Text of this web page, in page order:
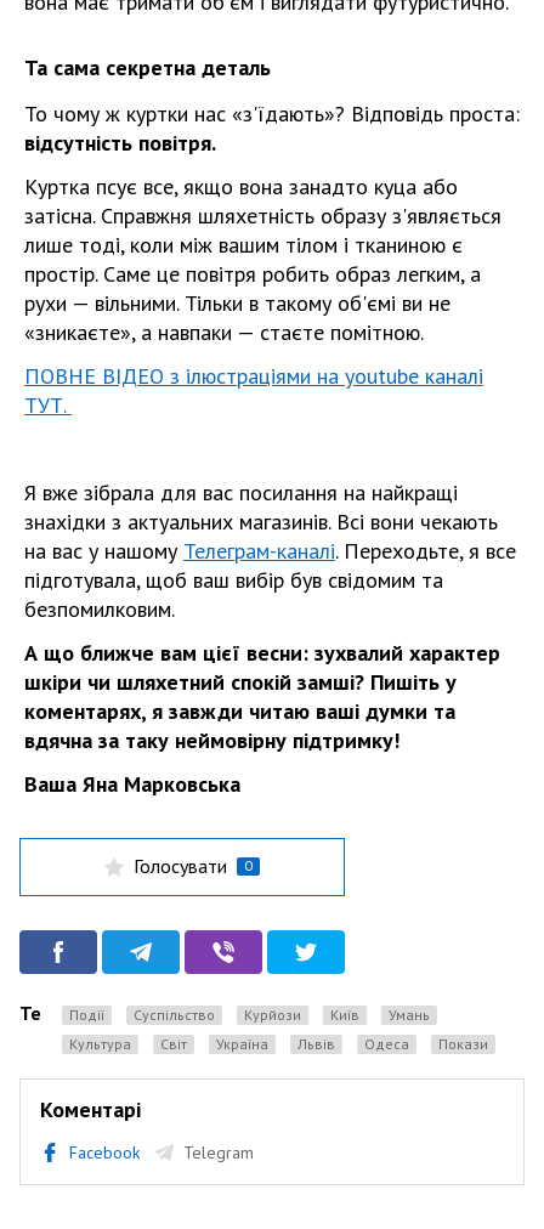
Та сама секретна деталь
То чому ж куртки нас «з'їдають»? Відповідь проста:
відсутність повітря.
Куртка псує все, якщо вона занадто куца або
затісна. Справжня шляхетність образу з'являється
лише тоді, коли між вашим тілом і тканиною є
простір. Саме це повітря робить образ легким, а
рухи — вільними. Тільки в такому об'ємі ви не
«зникаєте», а навпаки — стаєте помітною.
ПОВНЕ ВІДЕО з ілюстраціями на youtube каналі
ТУТ.
Я вже зібрала для вас посилання на найкращі
знахідки з актуальних магазинів. Всі вони чекають
на вас у нашому Телеграм-каналі. Переходьте, я все
підготувала, щоб ваш вибір був свідомим та
безпомилковим.
А що ближче вам цієї весни: зухвалий характер
шкіри чи шляхетний спокій замші? Пишіть у
коментарях, я завжди читаю ваші думки та
вдячна за таку неймовірну підтримку!
Ваша Яна Марковська
Голосувати 0
Теги Події Суспільство Курйози Київ
Умань
культура
Світ Україна Львів одеса Покази
Коментарі
Facebook Telegram